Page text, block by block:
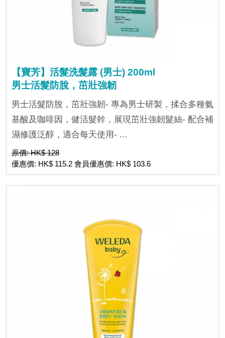
【寶芳】活髮洗髮露 (男士) 200ml
男士活髮防脫，茁壯強韌
男士活髮防脫，茁壯強韌- 專為男士研製，揉合多種氨
基酸及咖啡因，健活髮幹，展現茁壯強韌髮絲- 配合補
濕修護泛醇，適合每天使用- ...
原價: HK$ 128
優惠價: HK$ 115.2 會員優惠價: HK$ 103.6